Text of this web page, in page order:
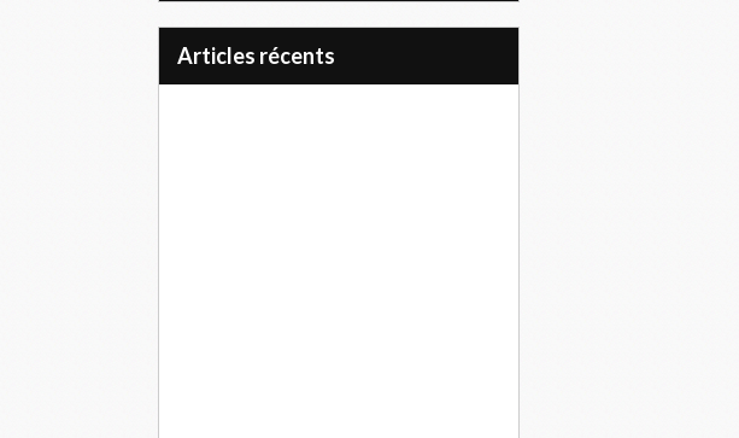
articles récents